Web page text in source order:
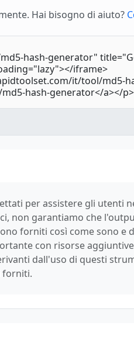
Hai bisogno di aiuto?
per assistere gli utenti
non garantiamo che
forniti così come sono e
con risorse
dall'uso di questi
forniti.